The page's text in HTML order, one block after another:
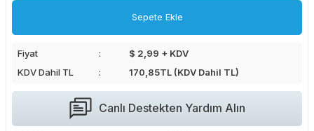
Sepete Ekle
Fiyat
$ 2,99 + KDV
KDV Dahil TL
170,85TL (KDV Dahil TL)
Canlı Destekten Yardım Alın